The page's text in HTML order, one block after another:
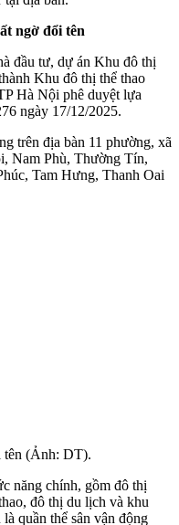
ngờ đổi tên
đầu tư, dự án Khu đô thị
Khu đô thị thể thao
Hà Nội phê duyệt lựa
ngày 17/12/2025.
trên địa bàn 11 phường, xã
Nam Phù, Thường Tín,
Tam Hưng, Thanh Oai
tên (Ảnh: DT).
năng chính, gồm đô thị
đô thị du lịch và khu
quần thể sân vận động